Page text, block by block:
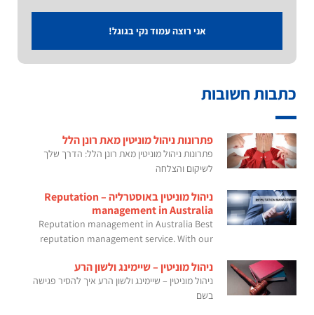
אני רוצה עמוד נקי בגוגל!
כתבות חשובות
פתרונות ניהול מוניטין מאת רונן הלל
פתרונות ניהול מוניטין מאת רונן הלל: הדרך שלך
לשיקום והצלחה
ניהול מוניטין באוסטרליה – Reputation
management in Australia
Reputation management in Australia Best
reputation management service. With our
ניהול מוניטין – שיימינג ולשון הרע
ניהול מוניטין – שיימינג ולשון הרע איך להסיר פגישה
בשם